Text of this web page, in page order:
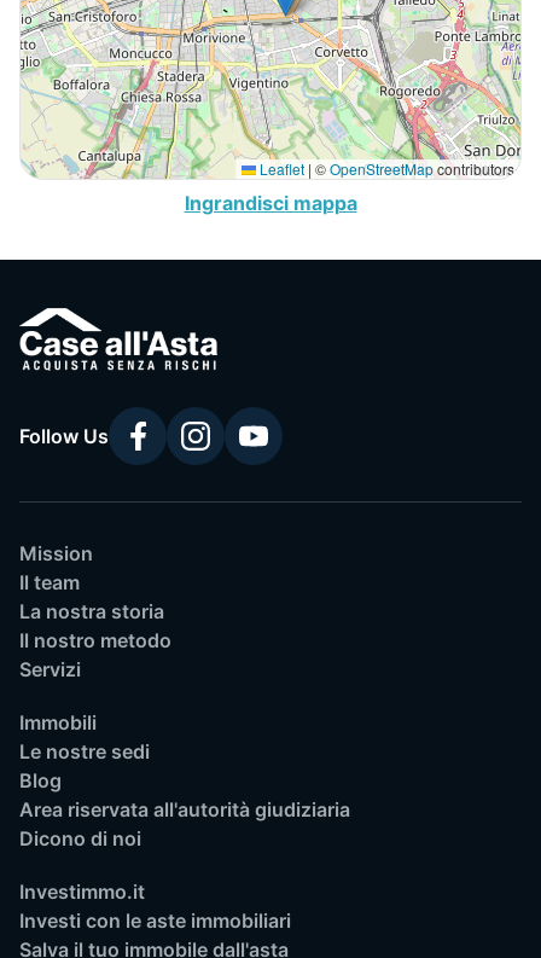
Leaflet | ©OpenStreetMapcontributors
Ingrandisci mappa
Follow Us
Mission
Il team
La nostra storia
Il nostro metodo
Servizi
Immobili
Le nostre sedi
Blog
Area riservata all'autorità giudiziaria
Dicono di noi
Investimmo.it
Investi con le aste immobiliari
Salva il tuo immobile dall'asta